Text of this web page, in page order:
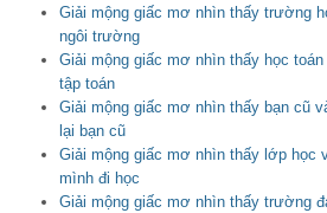
Giải mộng giấc mơ nhìn thấy trường
ngôi trường
Giải mộng giấc mơ nhìn thấy học
tập toán
Giải mộng giấc mơ nhìn thấy bạn cũ
lại bạn cũ
Giải mộng giấc mơ nhìn thấy lớp học
mình đi học
Giải mộng giấc mơ nhìn thấy trường